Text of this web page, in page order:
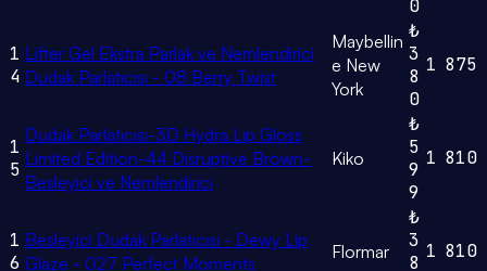
0
1
4
Lifter Gel Ekstra Parlak ve Nemlendirici
Dudak Parlatıcısı - 08 Berry Twist
Maybellin
e New
York
₺
3
8
0
1 875
1
5
Dudak Parlatıcısı-3D Hydra Lip Gloss
Limited Edition-44 Disruptive Brown-
Besleyici ve Nemlendirici
Kiko
₺
5
9
9
1 810
1
6
Besleyici Dudak Parlatıcısı - Dewy Lip
Glaze - 027 Perfect Moments
Flormar
₺
3
8
1 810